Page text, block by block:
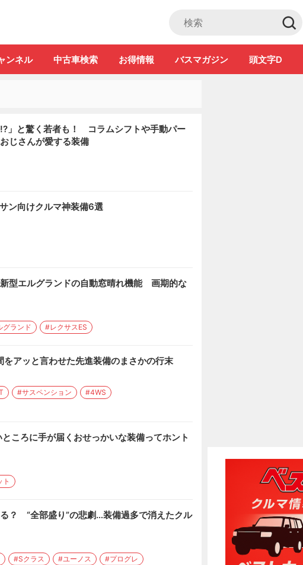
ンネル 中古車検索 お得情報 バスマガジン 頭文字D
!?」と驚く若者も！ コラムシフトや手動パー
じさんが愛する装備
ン向けクルマ神装備6選
エルグランドの自動窓晴れ機能 画期的な
グランド #レクサスES
アッと言わせた先進装備のまさかの行末
#サスペンション #4WS
ころに手が届くおせっかいな装備ってホント
ト
？ “全部盛り”の悲劇…装備過多で消えたクル
#Sクラス #ユーノス #プログレ